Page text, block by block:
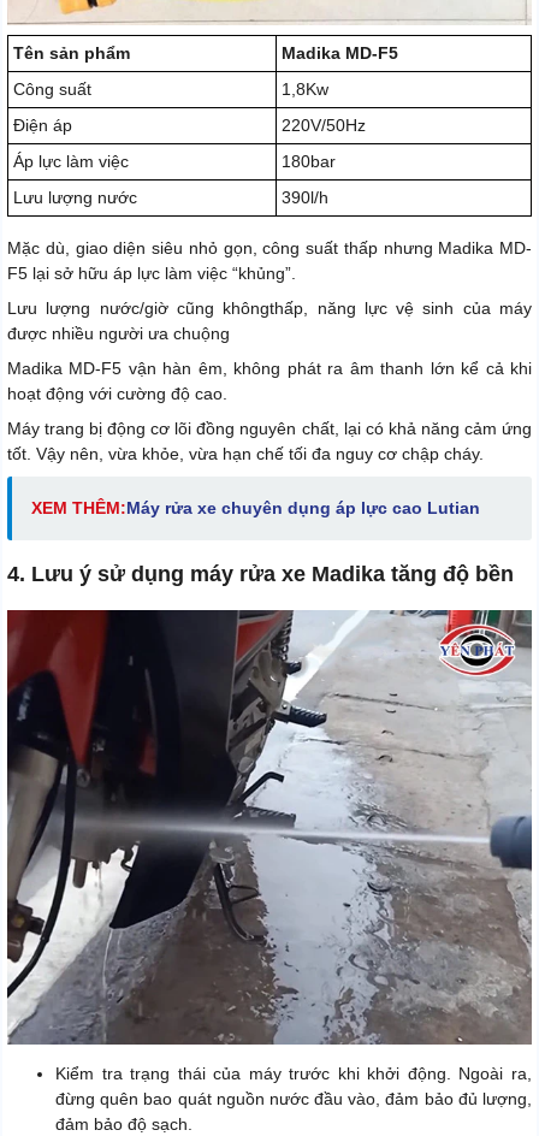
Tên sản phẩm
Madika MD-F5
Công suất
1,8Kw
Điện áp
220V/50Hz
Áp lực làm việc
180bar
Lưu lượng nước
390l/h
Mặc dù, giao diện siêu nhỏ gọn, công suất thấp nhưng Madika MD-
F5 lại sở hữu áp lực làm việc “khủng”.
Lưu lượng nước/giờ cũng khôngthấp, năng lực vệ sinh của máy
được nhiều người ưa chuộng
Madika MD-F5 vận hàn êm, không phát ra âm thanh lớn kể cả khi
hoạt động với cường độ cao.
Máy trang bị động cơ lõi đồng nguyên chất, lại có khả năng cảm ứng
tốt. Vậy nên, vừa khỏe, vừa hạn chế tối đa nguy cơ chập cháy.
XEM THÊM:Máy rửa xe chuyên dụng áp lực cao Lutian
4. Lưu ý sử dụng máy rửa xe Madika tăng độ bền
Kiểm tra trạng thái của máy trước khi khởi động. Ngoài ra,
đừng quên bao quát nguồn nước đầu vào, đảm bảo đủ lượng,
đảm bảo độ sạch.